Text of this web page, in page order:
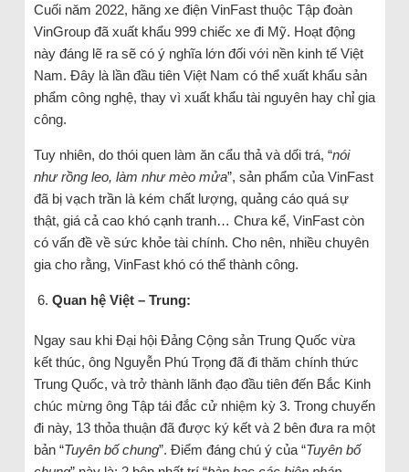
Cuối năm 2022, hãng xe điện VinFast thuộc Tập đoàn
VinGroup đã xuất khẩu 999 chiếc xe đi Mỹ. Hoạt động
này đáng lẽ ra sẽ có ý nghĩa lớn đối với nền kinh tế Việt
Nam. Đây là lần đầu tiên Việt Nam có thể xuất khẩu sản
phẩm công nghệ, thay vì xuất khẩu tài nguyên hay chỉ gia
công.
Tuy nhiên, do thói quen làm ăn cẩu thả và dối trá, “nói
như rồng leo, làm như mèo mửa”, sản phẩm của VinFast
đã bị vạch trần là kém chất lượng, quảng cáo quá sự
thật, giá cả cao khó cạnh tranh… Chưa kể, VinFast còn
có vấn đề về sức khỏe tài chính. Cho nên, nhiều chuyên
gia cho rằng, VinFast khó có thể thành công.
Quan hệ Việt – Trung:
Ngay sau khi Đại hội Đảng Cộng sản Trung Quốc vừa
kết thúc, ông Nguyễn Phú Trọng đã đi thăm chính thức
Trung Quốc, và trở thành lãnh đạo đầu tiên đến Bắc Kinh
chúc mừng ông Tập tái đắc cử nhiệm kỳ 3. Trong chuyến
đi này, 13 thỏa thuận đã được ký kết và 2 bên đưa ra một
bản “Tuyên bố chung”. Điểm đáng chú ý của “Tuyên bố